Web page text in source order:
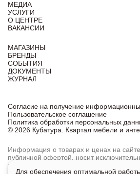
МЕДИА
УСЛУГИ
О ЦЕНТРЕ
ВАКАНСИИ
МАГАЗИНЫ
БРЕНДЫ
СОБЫТИЯ
ДОКУМЕНТЫ
ЖУРНАЛ
© 2026 Кубатура. Квартал мебели и
Согласие на получение
Пользовательское соглашение
Политика обработки персональных
Информация о товарах и ценах на
публичной офертой, носит
характер.
Для обеспечения оптимальной